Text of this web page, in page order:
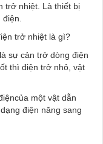
trở nhiệt. Là thiết bị
trở nhiệt là gì?
cản trở dòng điện
thì điện trở nhỏ, vật
một vật dẫn
điện năng sang